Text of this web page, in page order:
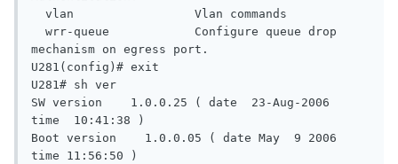
vlan                 Vlan commands
wrr-queue            Configure queue drop
mechanism on egress port.
U281(config)# exit
U281# sh ver
SW version    1.0.0.25 ( date  23-Aug-2006
time  10:41:38 )
Boot version    1.0.0.05 ( date May  9 2006
time 11:56:50 )